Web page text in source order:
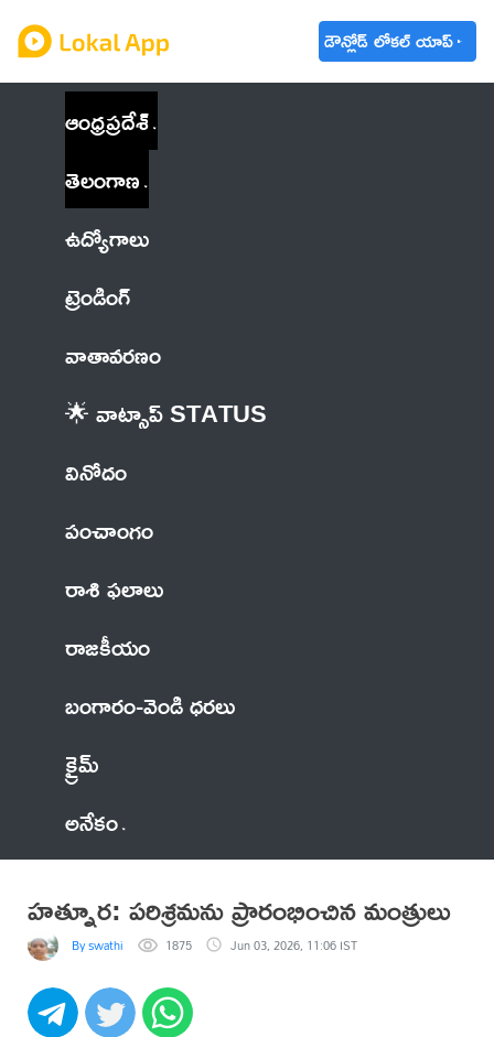
డౌన్లోడ్ లోకల్ యాప్
ఆంధ్రప్రదేశ్
తెలంగాణ
ఉద్యోగాలు
ట్రెండింగ్
వాతావరణం
🌟 వాట్సాప్ STATUS
వినోదం
పంచాంగం
రాశి ఫలాలు
రాజకీయం
బంగారం-వెండి ధరలు
క్రైమ్
అనేకం
హత్నూర: పరిశ్రమను ప్రారంభించిన మంత్రులు
By swathi 1875 Jun 03, 2026, 11:06 IST